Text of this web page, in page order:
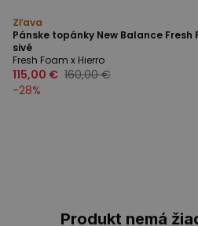
Zľava
Pánske topánky New Balance Fresh
sivé
Fresh Foam x Hierro
115,00 € 160,00 €
-28%
Produkt nemá